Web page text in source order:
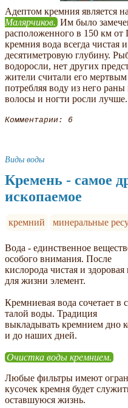
Адептом кремния является
Малярчиков. Им было
расположенного в 150 км от
кремния вода всегда чистая
десятиметровую глубину.
водоросли, нет других
жители считали его
потребляя воду из него
волосы и ногти росли лучше.
Комментарии: 6
Виды воды
Кремень - самое
ископаемое
кремний минеральные
Вода - единственное
особого внимания. После
кислорода чистая и
для жизни элемент.
Кремниевая вода сочетает в
талой воды. Традиция
выкладывать кремнием дно
и до наших дней.
Очистка воды кремнием.
Любые фильтры имеют
кусочек кремня будет
оставшуюся жизнь.